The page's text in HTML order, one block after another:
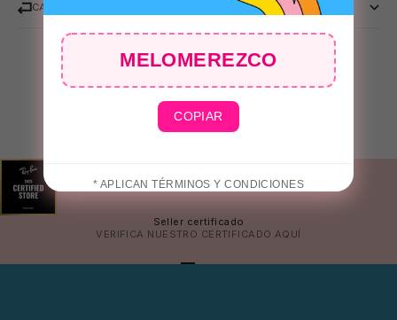
CAMBIOS Y DEVOLUCIONES
MELOMEREZCO
COPIAR
* APLICAN TÉRMINOS Y CONDICIONES
Seller certificado
VERIFICA NUESTRO CERTIFICADO AQUÍ
😎